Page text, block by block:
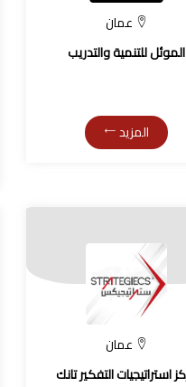
عمان
الموئل للتنمية والتدريب
المزيد
عمان
استراتيجيات التفكير تانك